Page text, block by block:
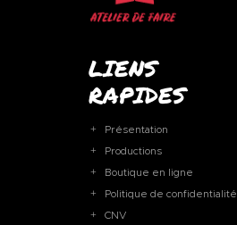
LIENS
RAPIDES
Présentation
Productions
Boutique en ligne
Politique de confidentialité
CNV